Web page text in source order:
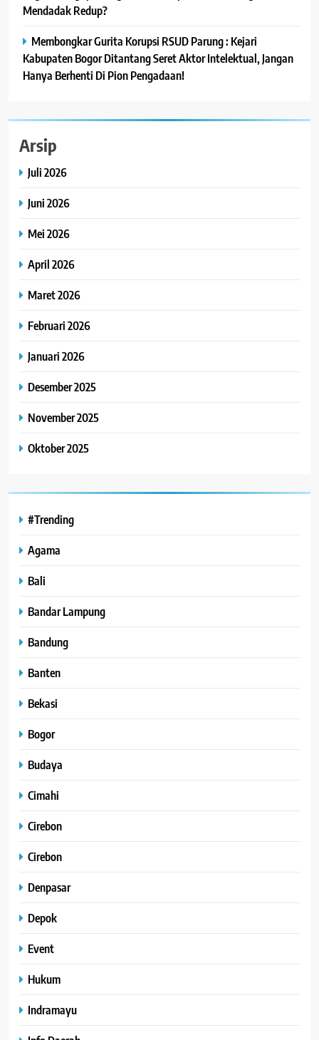
Mendadak Redup?
Membongkar Gurita Korupsi RSUD Parung : Kejari
Kabupaten Bogor Ditantang Seret Aktor Intelektual, Jangan
Hanya Berhenti Di Pion Pengadaan!
Arsip
Juli 2026
Juni 2026
Mei 2026
April 2026
Maret 2026
Februari 2026
Januari 2026
Desember 2025
November 2025
Oktober 2025
#Trending
Agama
Bali
Bandar Lampung
Bandung
Banten
Bekasi
Bogor
Budaya
Cimahi
Cirebon
Cirebon
Denpasar
Depok
Event
Hukum
Indramayu